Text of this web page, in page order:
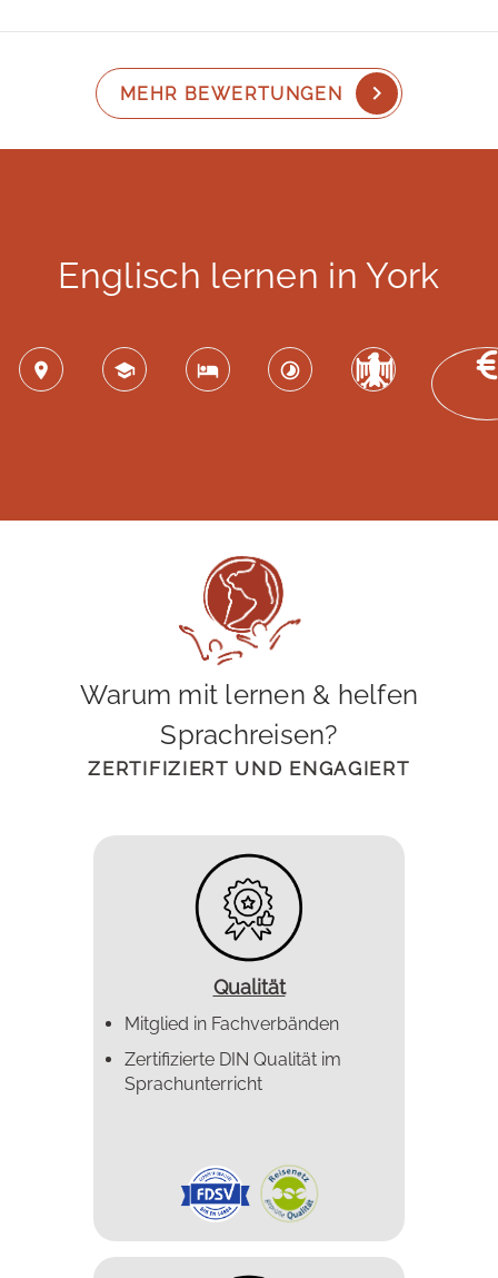
MEHR BEWERTUNGEN
Englisch lernen in York
Warum mit lernen & helfen
Sprachreisen?
ZERTIFIZIERT UND ENGAGIERT
Qualität
Mitglied in Fachverbänden
Zertifizierte DIN Qualität im
Sprachunterricht